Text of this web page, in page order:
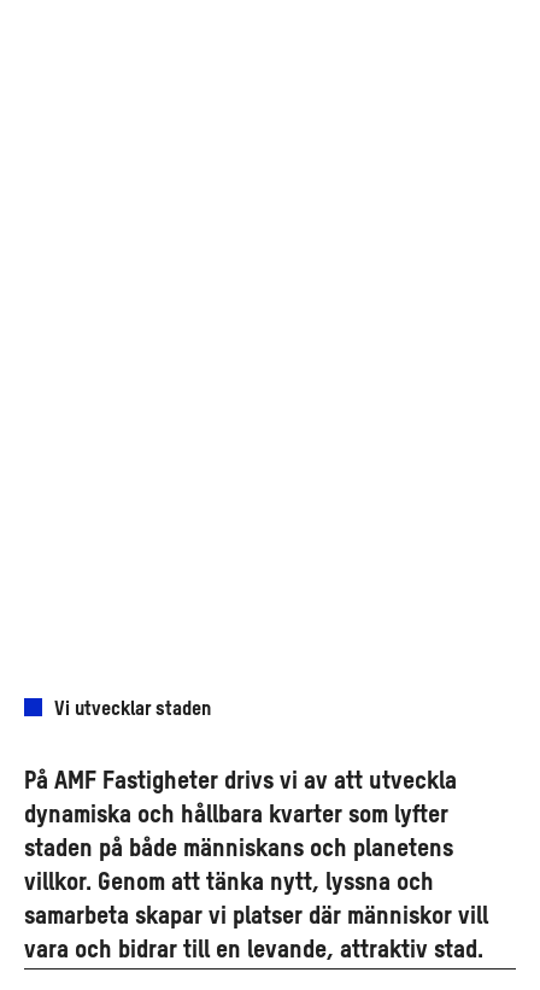
Vi utvecklar staden
På AMF Fastigheter drivs vi av att utveckla
dynamiska och hållbara kvarter som lyfter
staden på både människans och planetens
villkor. Genom att tänka nytt, lyssna och
samarbeta skapar vi platser där människor vill
vara och bidrar till en levande, attraktiv stad.